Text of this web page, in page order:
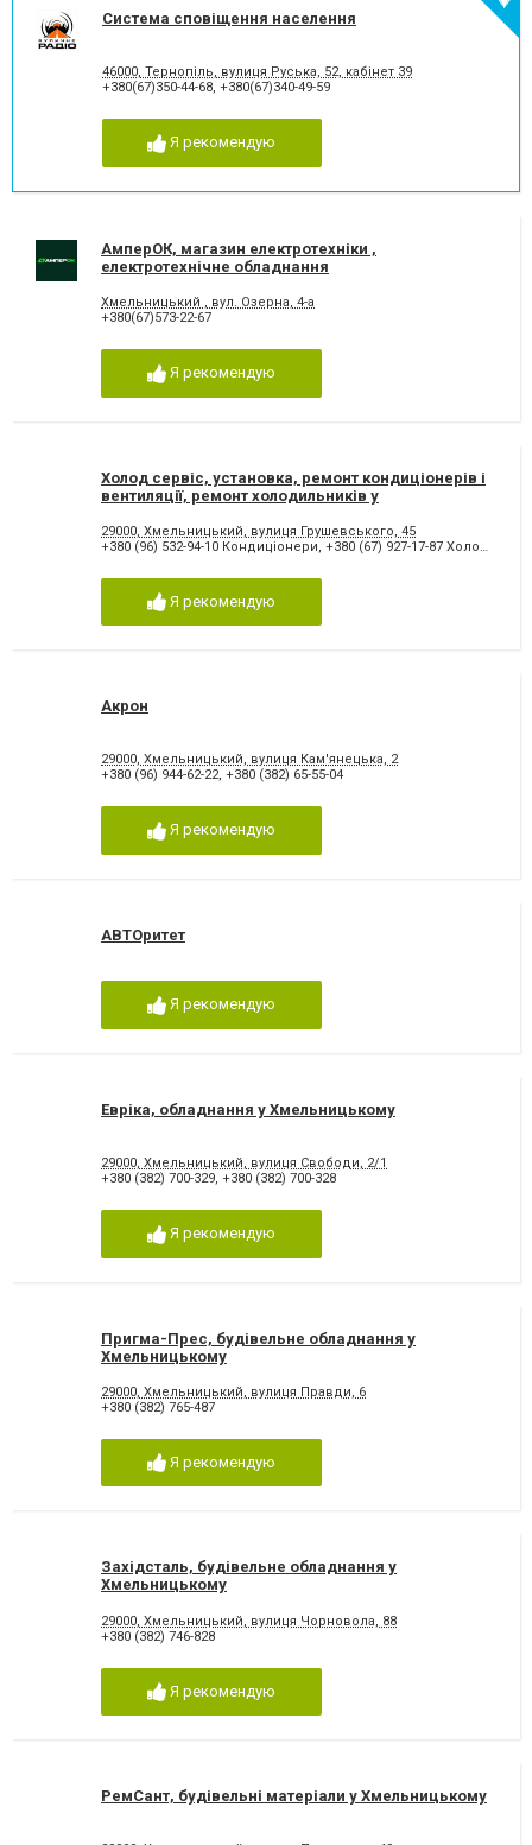
Система сповіщення населення
46000, Тернопiль, вулиця Руська, 52, кабінет 39
+380(67)350-44-68, +380(67)340-49-59
Я рекомендую
АмперОК, магазин електротехніки ,
електротехнічне обладнання
Хмельницький , вул. Озерна, 4-а
+380(67)573-22-67
Я рекомендую
Холод сервіс, установка, ремонт кондиціонерів і
вентиляції, ремонт холодильників у
29000, Хмельницький, вулиця Грушевського, 45
+380 (96) 532-94-10 Кондиціонери, +380 (67) 927-17-87 Холодильники
Я рекомендую
Акрон
29000, Хмельницький, вулиця Кам'янецька, 2
+380 (96) 944-62-22, +380 (382) 65-55-04
Я рекомендую
АВТОритет
Я рекомендую
Евріка, обладнання у Хмельницькому
29000, Хмельницький, вулиця Свободи, 2/1
+380 (382) 700-329, +380 (382) 700-328
Я рекомендую
Пригма-Прес, будівельне обладнання у
Хмельницькому
29000, Хмельницький, вулиця Правди, 6
+380 (382) 765-487
Я рекомендую
Західсталь, будівельне обладнання у
Хмельницькому
29000, Хмельницький, вулиця Чорновола, 88
+380 (382) 746-828
Я рекомендую
РемСант, будівельні матеріали у Хмельницькому